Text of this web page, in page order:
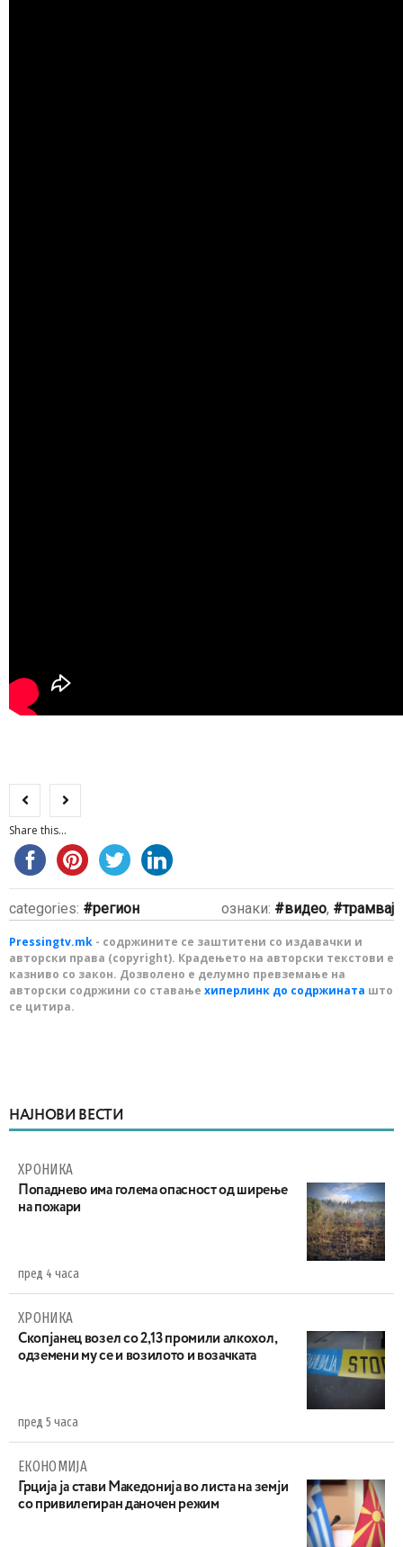
Share this...
categories: регион ознаки: видео, трамвај
Pressingtv.mk - содржините се заштитени со издавачки и
авторски права (copyright). Крадењето на авторски текстови е
казниво со закон. Дозволено е делумно превземање на
авторски содржини со ставање хиперлинк до содржината што
се цитира.
НАЈНОВИ ВЕСТИ
ХРОНИКА
Попаднево има голема опасност од ширење
на пожари
пред 4 часа
ХРОНИКА
Скопјанец возел со 2,13 промили алкохол,
одземени му се и возилото и возачката
пред 5 часа
ЕКОНОМИЈА
Грција ја стави Македонија во листа на земји
со привилегиран даночен режим